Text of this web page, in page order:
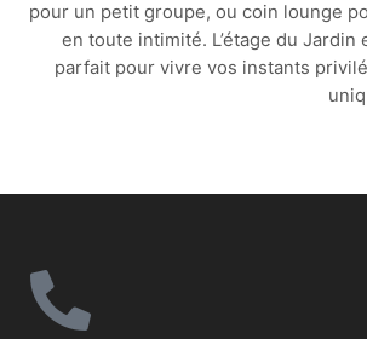
pour un petit groupe, ou coin lounge
en toute intimité. L’étage du Jardin
parfait pour vivre vos instants